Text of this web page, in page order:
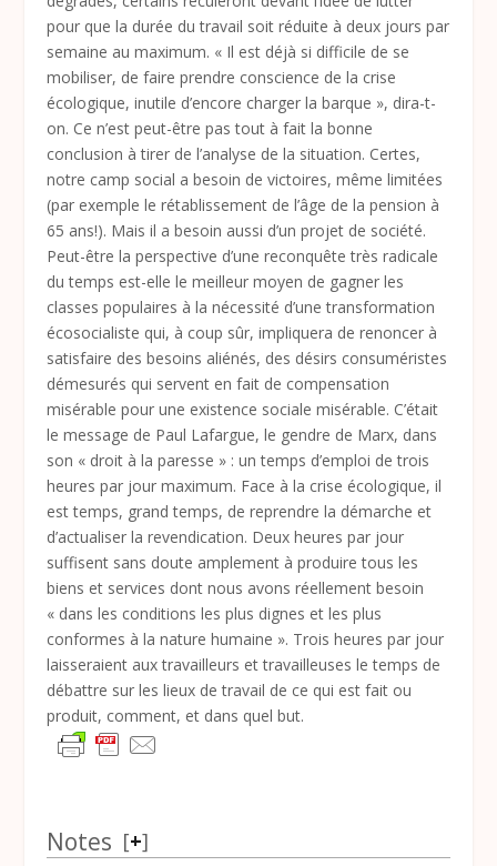
pour que la durée du travail soit réduite à deux jours par
semaine au maximum. « Il est déjà si difficile de se
mobiliser, de faire prendre conscience de la crise
écologique, inutile d’encore charger la barque », dira-t-
on. Ce n’est peut-être pas tout à fait la bonne
conclusion à tirer de l’analyse de la situation. Certes,
notre camp social a besoin de victoires, même limitées
(par exemple le rétablissement de l’âge de la pension à
65 ans!). Mais il a besoin aussi d’un projet de société.
Peut-être la perspective d’une reconquête très radicale
du temps est-elle le meilleur moyen de gagner les
classes populaires à la nécessité d’une transformation
écosocialiste qui, à coup sûr, impliquera de renoncer à
satisfaire des besoins aliénés, des désirs consuméristes
démesurés qui servent en fait de compensation
misérable pour une existence sociale misérable. C’était
le message de Paul Lafargue, le gendre de Marx, dans
son « droit à la paresse » : un temps d’emploi de trois
heures par jour maximum. Face à la crise écologique, il
est temps, grand temps, de reprendre la démarche et
d’actualiser la revendication. Deux heures par jour
suffisent sans doute amplement à produire tous les
biens et services dont nous avons réellement besoin
« dans les conditions les plus dignes et les plus
conformes à la nature humaine ». Trois heures par jour
laisseraient aux travailleurs et travailleuses le temps de
débattre sur les lieux de travail de ce qui est fait ou
produit, comment, et dans quel but.
Notes [+]